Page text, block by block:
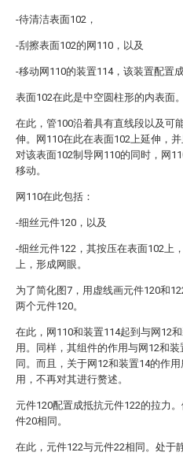
-待清洁表面102，
-刮擦表面102的网110，以及
-移动网110的装置114，该装置配置
表面102在此是中空圆柱形的内表面。
在此，管100沿着具有直线段以及可
伸。网110在此在表面102上延伸，
对该表面102制导网110的同时，网
移动。
网110在此包括：
-细丝元件120，以及
-细丝元件122，其按压在表面102上
上，形成网眼。
为了简化图7，用虚线画元件120和
两个元件120。
在此，网110和装置114起到与网12
用。同样，其组件的作用与网12和
同。而且，关于网12和装置14的作
用，不再对其进行赘述。
元件120配置成抵抗元件122的拉力
件20相同。
在此，元件122与元件22相同。处于